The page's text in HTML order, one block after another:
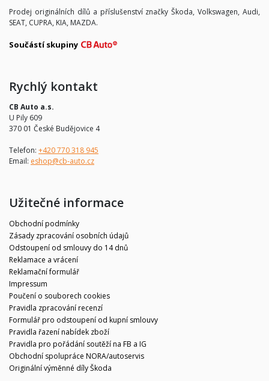
Prodej originálních dílů a příslušenství značky Škoda, Volkswagen, Audi,
SEAT, CUPRA, KIA, MAZDA.
Součástí skupiny
Rychlý kontakt
CB Auto a.s.
U Pily 609
370 01 České Budějovice 4
Telefon: +420 770 318 945
Email: eshop@cb-auto.cz
Užitečné informace
Obchodní podmínky
Zásady zpracování osobních údajů
Odstoupení od smlouvy do 14 dnů
Reklamace a vrácení
Reklamační formulář
Impressum
Poučení o souborech cookies
Pravidla zpracování recenzí
Formulář pro odstoupení od kupní smlouvy
Pravidla řazení nabídek zboží
Pravidla pro pořádání soutěží na FB a IG
Obchodní spolupráce NORA/autoservis
Originální výměnné díly Škoda